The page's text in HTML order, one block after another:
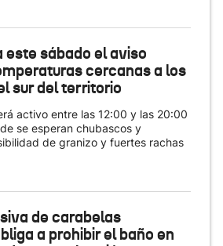
este sábado el aviso
cercanas a los
sur del territorio
activo entre las 12:00 y las 20:00
se esperan chubascos y
de granizo y fuertes rachas
de carabelas
a prohibir el baño en